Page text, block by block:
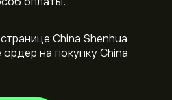
China Shenhua
на покупку China